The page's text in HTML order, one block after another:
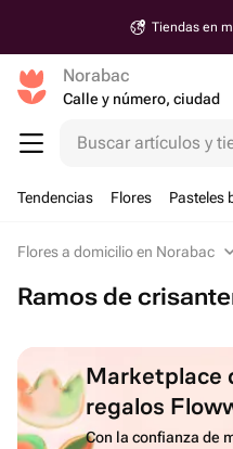
Tiendas en
Norabac
Calle y número, ciudad
Buscar artículos y
Tendencias Flores Pasteles
Flores a domicilio en Norabac
Ramos de
Marketplace
regalos
Con la confianza de